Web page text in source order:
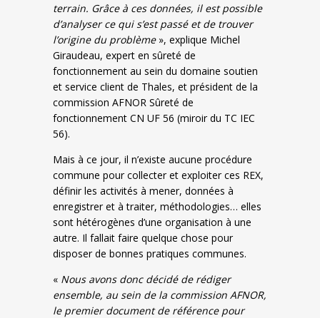
terrain. Grâce à ces données, il est possible
d’analyser ce qui s’est passé et de trouver
l’origine du problème », explique Michel
Giraudeau, expert en sûreté de
fonctionnement au sein du domaine soutien
et service client de Thales, et président de la
commission AFNOR Sûreté de
fonctionnement CN UF 56 (miroir du TC IEC
56).
Mais à ce jour, il n’existe aucune procédure
commune pour collecter et exploiter ces REX,
définir les activités à mener, données à
enregistrer et à traiter, méthodologies… elles
sont hétérogènes d’une organisation à une
autre. Il fallait faire quelque chose pour
disposer de bonnes pratiques communes.
« Nous avons donc décidé de rédiger
ensemble, au sein de la commission AFNOR,
le premier document de référence pour